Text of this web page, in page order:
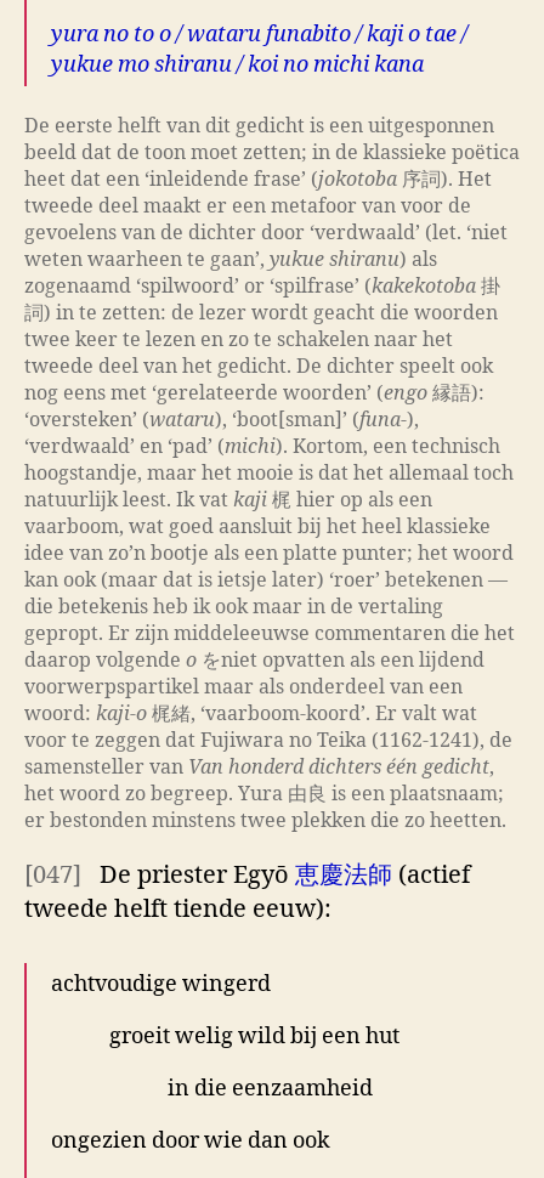
yura no to o / wataru funabito / kaji o tae /
yukue mo shiranu / koi no michi kana
De eerste helft van dit gedicht is een uitgesponnen
beeld dat de toon moet zetten; in de klassieke poëtica
heet dat een ‘inleidende frase’ (jokotoba 序詞). Het
tweede deel maakt er een metafoor van voor de
gevoelens van de dichter door ‘verdwaald’ (let. ‘niet
weten waarheen te gaan’, yukue shiranu) als
zogenaamd ‘spilwoord’ or ‘spilfrase’ (kakekotoba 掛
詞) in te zetten: de lezer wordt geacht die woorden
twee keer te lezen en zo te schakelen naar het
tweede deel van het gedicht. De dichter speelt ook
nog eens met ‘gerelateerde woorden’ (engo 縁語):
‘oversteken’ (wataru), ‘boot[sman]’ (funa-),
‘verdwaald’ en ‘pad’ (michi). Kortom, een technisch
hoogstandje, maar het mooie is dat het allemaal toch
natuurlijk leest. Ik vat kaji 梶 hier op als een
vaarboom, wat goed aansluit bij het heel klassieke
idee van zo’n bootje als een platte punter; het woord
kan ook (maar dat is ietsje later) ‘roer’ betekenen —
die betekenis heb ik ook maar in de vertaling
gepropt. Er zijn middeleeuwse commentaren die het
daarop volgende o をniet opvatten als een lijdend
voorwerpspartikel maar als onderdeel van een
woord: kaji-o 梶緒, ‘vaarboom-koord’. Er valt wat
voor te zeggen dat Fujiwara no Teika (1162-1241), de
samensteller van Van honderd dichters één gedicht,
het woord zo begreep. Yura 由良 is een plaatsnaam;
er bestonden minstens twee plekken die zo heetten.
[047] De priester Egyō 恵慶法師 (actief
tweede helft tiende eeuw):
achtvoudige wingerd
groeit welig wild bij een hut
in die eenzaamheid
ongezien door wie dan ook